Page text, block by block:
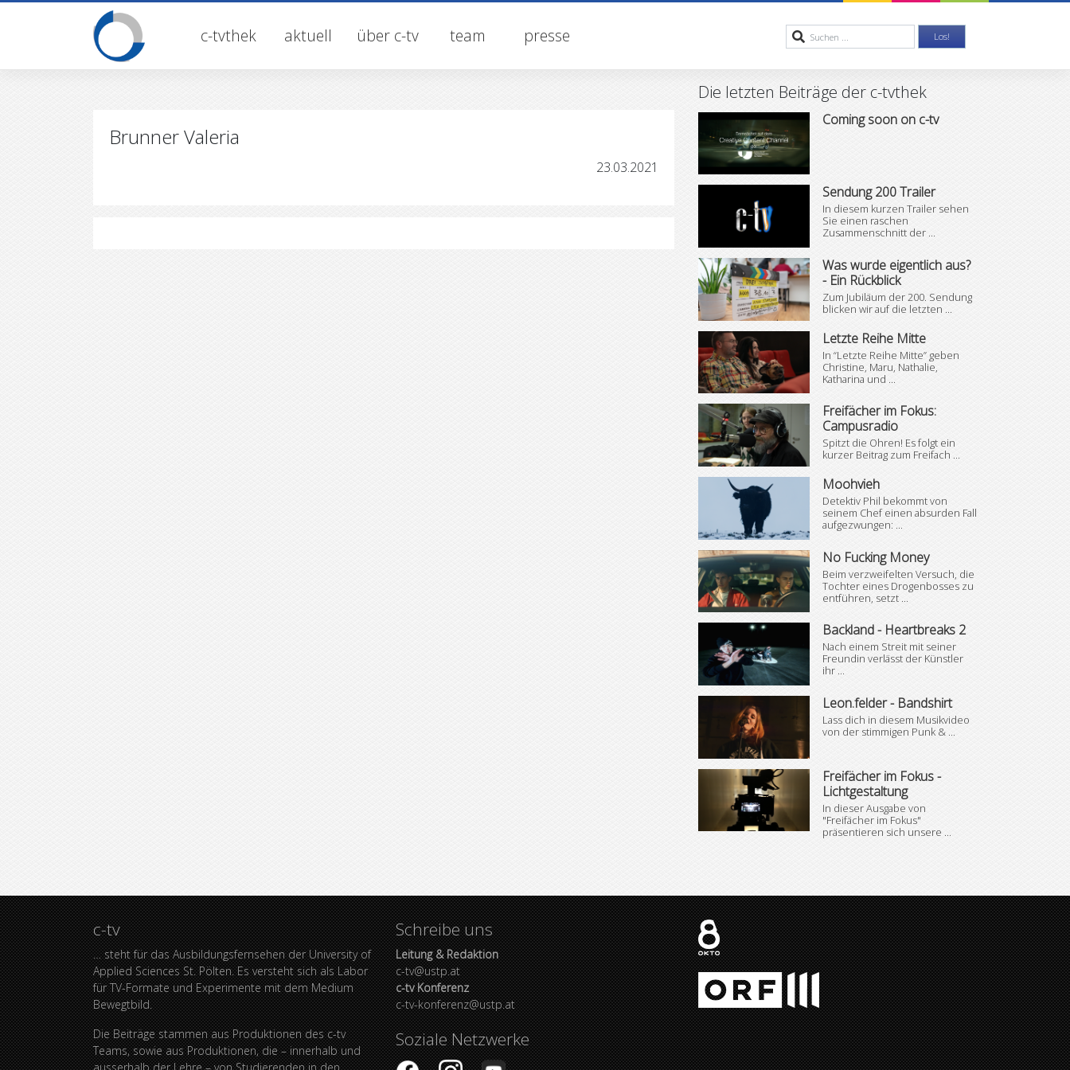
c-tvthek aktuell über c-tv team presse
Brunner Valeria
23.03.2021
Die letzten Beiträge der c-tvthek
Coming soon on c-tv
Sendung 200 Trailer
In diesem kurzen Trailer sehen
Sie einen raschen
Zusammenschnitt der ...
Was wurde eigentlich aus?
- Ein Rückblick
Zum Jubiläum der 200. Sendung
blicken wir auf die letzten ...
Letzte Reihe Mitte
In “Letzte Reihe Mitte” geben
Christine, Maru, Nathalie,
Katharina und ...
Freifächer im Fokus:
Campusradio
Spitzt die Ohren! Es folgt ein
kurzer Beitrag zum Freifach ...
Moohvieh
Detektiv Phil bekommt von
seinem Chef einen absurden Fall
aufgezwungen: ...
No Fucking Money
Beim verzweifelten Versuch, die
Tochter eines Drogenbosses zu
entführen, setzt ...
Backland - Heartbreaks 2
Nach einem Streit mit seiner
Freundin verlässt der Künstler
ihr ...
Leon.felder - Bandshirt
Lass dich in diesem Musikvideo
von der stimmigen Punk & ...
Freifächer im Fokus -
Lichtgestaltung
In dieser Ausgabe von
"Freifächer im Fokus"
präsentieren sich unsere ...
c-tv
… steht für das Ausbildungsfernsehen der University of
Applied Sciences St. Pölten. Es versteht sich als Labor
für TV-Formate und Experimente mit dem Medium
Bewegtbild.
Die Beiträge stammen aus Produktionen des c-tv
Teams, sowie aus Produktionen, die – innerhalb und
Schreibe uns
Leitung & Redaktion
c-tv@ustp.at
c-tv Konferenz
c-tv-konferenz@ustp.at
Soziale Netzwerke